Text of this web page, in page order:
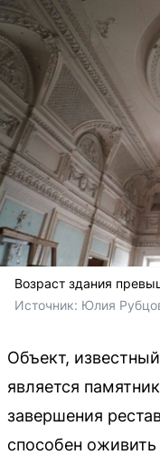
Возраст здания
Источник: Юлия
Объект,
является
завершения
способен